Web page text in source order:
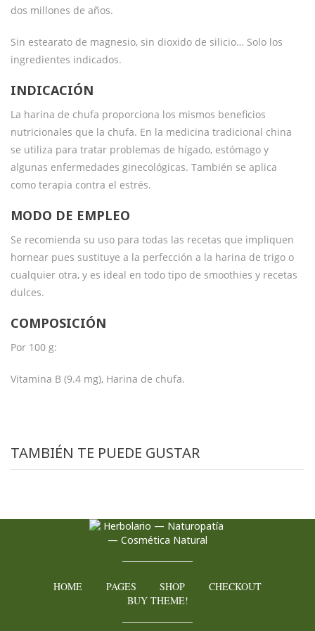
dos millones de años.
Sin estearato de magnesio, sin dioxido de silicio… Solo los
ingredientes indicados.
INDICACIÓN
La harina de chufa proporciona los mismos beneficios
nutricionales que la chufa. En la medicina tradicional china
se utiliza para tratar problemas de hígado, estómago y
algunas enfermedades ginecológicas. También se aplica
como terapia contra el estrés.
MODO DE EMPLEO
Se recomienda su uso para todas las recetas que impliquen
hornear pues sustituye a la perfección a la harina de trigo o
cualquier otra, y es ideal en todo tipo de smoothies y recetas
dulces.
COMPOSICIÓN
Por 100 g:
Vitamina B (9.4 mg), Harina de chufa.
TAMBIÉN TE PUEDE GUSTAR
HOME PAGES SHOP
CHECKOUT
BUY THEME!